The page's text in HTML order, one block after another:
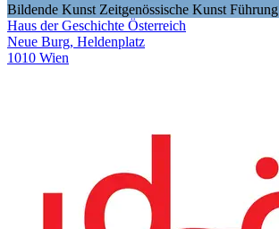
Bildende Kunst Zeitgenössische Kunst Führung
Haus der Geschichte Österreich
Neue Burg, Heldenplatz
1010 Wien